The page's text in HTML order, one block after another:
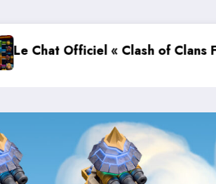
of Clans FR » : rejoignez la
Le